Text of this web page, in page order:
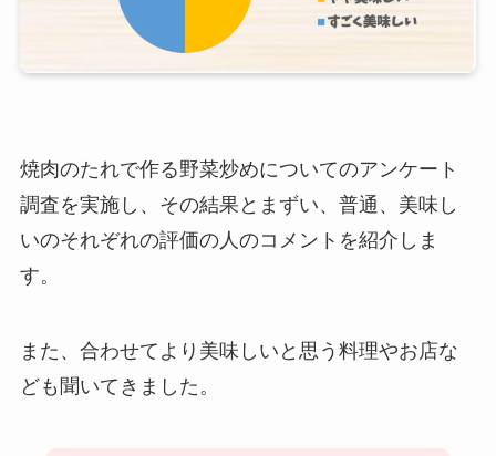
焼肉のたれで作る野菜炒めについてのアンケート
調査を実施し、その結果とまずい、普通、美味し
いのそれぞれの評価の人のコメントを紹介しま
す。
また、合わせてより美味しいと思う料理やお店な
ども聞いてきました。